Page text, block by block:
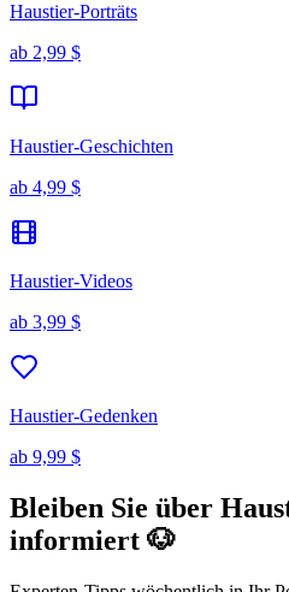
Haustier-Porträts
ab 2,99 $
Haustier-Geschichten
ab 4,99 $
Haustier-Videos
ab 3,99 $
Haustier-Gedenken
ab 9,99 $
Bleiben Sie über
informiert 🐶